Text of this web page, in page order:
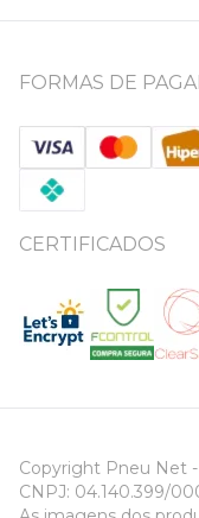
FORMAS DE
CERTIFICADOS
Copyright Pneu Net -
CNPJ: 04.140.399/